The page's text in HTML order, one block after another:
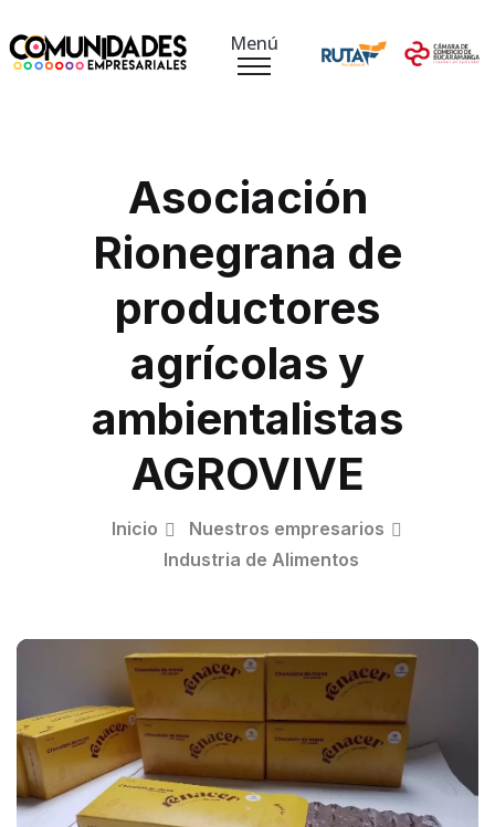
Menú
Asociación
Rionegrana de
productores
agrícolas y
ambientalistas
AGROVIVE
Inicio
Nuestros empresarios
Industria de Alimentos